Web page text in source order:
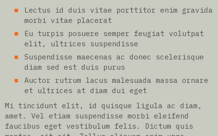
Lectus id duis vitae porttitor enim gravida
morbi vitae placerat
Eu turpis posuere semper feugiat volutpat
elit, ultrices suspendisse
Suspendisse maecenas ac donec scelerisque
diam sed est duis purus
Auctor rutrum lacus malesuada massa ornare
et ultrices at diam dui eget
Mi tincidunt elit, id quisque ligula ac diam,
amet. Vel etiam suspendisse morbi eleifend
faucibus eget vestibulum felis. Dictum quis